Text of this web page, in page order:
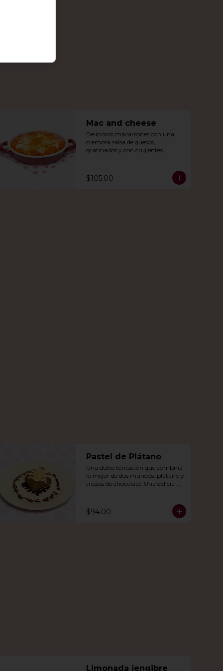
Mac and cheese
Deliciosos macarrones con una
cremosa salsa de quesos,
gratinados y con crujientes
$105.00
Pastel de Plátano
Una dulce tentación que combina
lo mejor de dos mundos: plátano y
trozos de chocolate. Una delicia
$94.00
Limonada jengibre